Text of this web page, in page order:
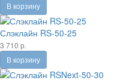
В корзину
Слэклайн RS-50-25
3 710 р.
В корзину